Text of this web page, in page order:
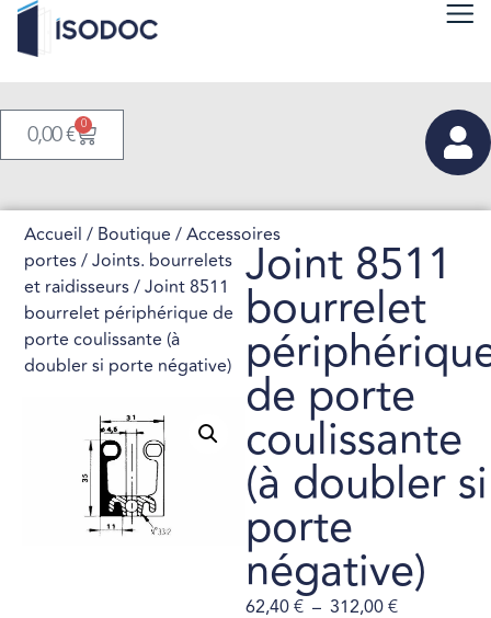
0,00€ 0
Accueil / Boutique /Accessoires
portes/Joints. bourrelets
et raidisseurs/ Joint 8511
bourrelet périphérique de
porte coulissante (à
doubler si porte négative)
Joint 8511
bourrelet
de porte
coulissante
(à doubler si
porte
négative)
62,40€ – 312,00€